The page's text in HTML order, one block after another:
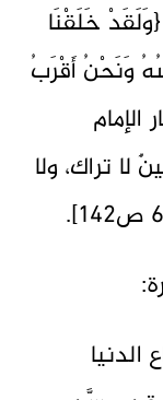
خَلَقْنَا
وَنَحْنُ أَقْرَبُ
[ق: 16]. وأشار الإمام
تراك، ولا